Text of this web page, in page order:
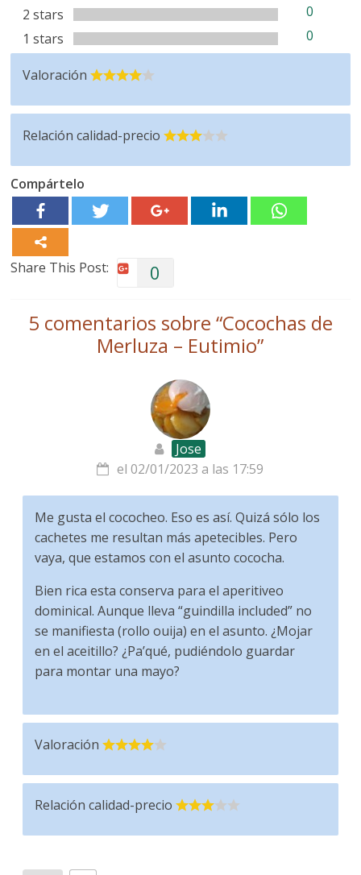
2 stars
0
1 stars
0
Valoración
Relación calidad-precio
Compártelo
Share This Post: 0
5 comentarios sobre “Cocochas de
Merluza – Eutimio”
Jose
el 02/01/2023 a las 17:59
Me gusta el cococheo. Eso es así. Quizá sólo los
cachetes me resultan más apetecibles. Pero
vaya, que estamos con el asunto cococha.
Bien rica esta conserva para el aperitiveo
dominical. Aunque lleva “guindilla included” no
se manifiesta (rollo ouija) en el asunto. ¿Mojar
en el aceitillo? ¿Pa’qué, pudiéndolo guardar
para montar una mayo?
Valoración
Relación calidad-precio